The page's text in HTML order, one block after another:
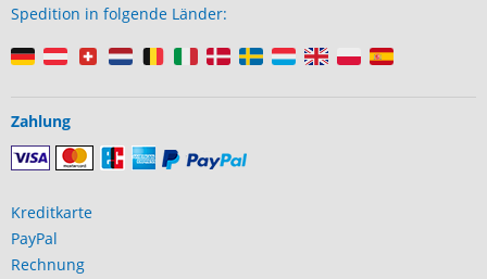
Spedition in folgende Länder:
Zahlung
Kreditkarte
PayPal
Rechnung